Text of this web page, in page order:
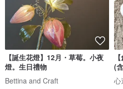
【誕生花燈】12月・草莓。小夜
燈。生日禮物
Bettina and Craft
(
心